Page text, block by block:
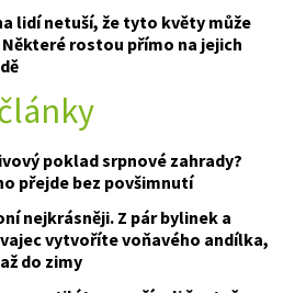
Speciál
lidí netuší, že tyto květy může
rostou přímo na jejich
poklad srpnové zahrady?
přejde bez povšimnutí
nejkrásněji. Z pár bylinek a
vytvoříte voňavého andílka,
do zimy